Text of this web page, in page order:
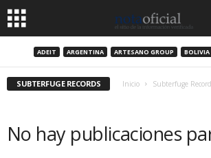
ADEIT ARGENTINA ARTESANO GROUP BOLIVIA
SUBTERFUGE RECORDS Inicio Subterfuge
No hay publicaciones